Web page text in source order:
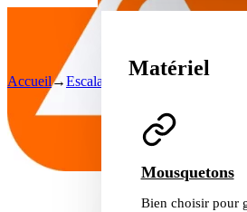
Matériel
Mousquetons
Bien choisir pour
Accueil→Escalade et Alpinisme